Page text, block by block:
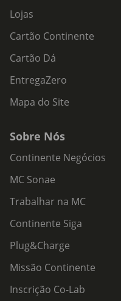
Lojas
Cartão Continente
Cartão Dá
EntregaZero
Mapa do Site
Sobre Nós
Continente Negócios
MC Sonae
Trabalhar na MC
Continente Siga
Plug&Charge
Missão Continente
Inscrição Co-Lab